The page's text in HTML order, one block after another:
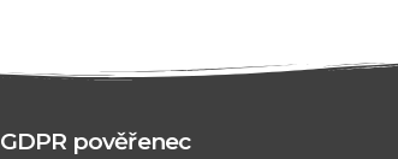
GDPR pověřenec